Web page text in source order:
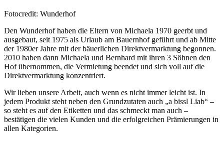
Fotocredit: Wunderhof
Den Wunderhof haben die Eltern von Michaela 1970 geerbt und
ausgebaut, seit 1975 als Urlaub am Bauernhof geführt und ab Mitte
der 1980er Jahre mit der bäuerlichen Direktvermarktung begonnen.
2010 haben dann Michaela und Bernhard mit ihren 3 Söhnen den
Hof übernommen, die Vermietung beendet und sich voll auf die
Direktvermarktung konzentriert.
Wir lieben unsere Arbeit, auch wenn es nicht immer leicht ist. In
jedem Produkt steht neben den Grundzutaten auch „a bissl Liab“ –
so steht es auf den Etiketten und das schmeckt man auch –
bestätigen die vielen Kunden und die erfolgreichen Prämierungen in
allen Kategorien.